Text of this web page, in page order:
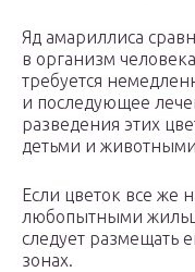
Яд амариллиса
в организм
требуется
и последующее
разведения этих
детьми и
Если цветок все же
любопытными
следует размещать
зонах.